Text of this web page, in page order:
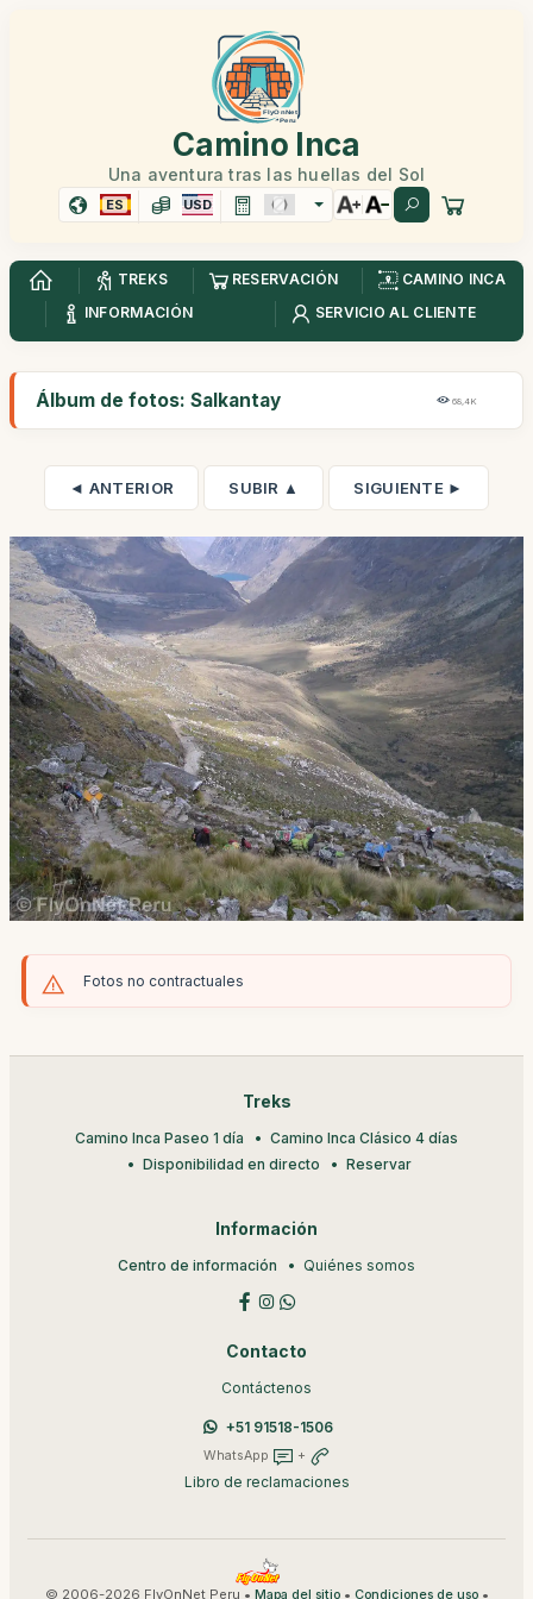
Camino Inca
Una aventura tras las huellas del Sol
ES USD
TREKS RESERVACIÓN
CAMINO INCA
INFORMACIÓN
SERVICIO AL CLIENTE
Álbum de fotos: Salkantay 68,4K
◄ ANTERIOR SUBIR ▲ SIGUIENTE ►
Fotos no contractuales
Treks
Camino Inca Paseo 1 día
Camino Inca Clásico 4 días
Disponibilidad en directo
Reservar
Información
Centro de información Quiénes somos
Contacto
Contáctenos
+51 91518-1506
WhatsApp +
Libro de reclamaciones
© 2006-2026 FlyOnNet Peru • Mapa del sitio• Condiciones de uso•